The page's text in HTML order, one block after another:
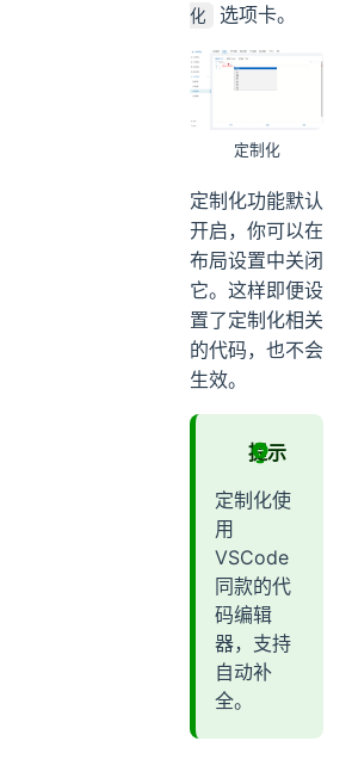
化
选项卡。
定制化
定制化功能默认
开启，你可以在
布局设置中关闭
它。这样即便设
置了定制化相关
的代码，也不会
生效。
提示
定制化使
用
VSCode
同款的代
码编辑
器，支持
自动补
全。